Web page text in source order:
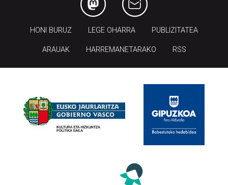
HONI BURUZ LEGE OHARRA PUBLIZITATEA
ARAUAK HARREMANETARAKO RSS